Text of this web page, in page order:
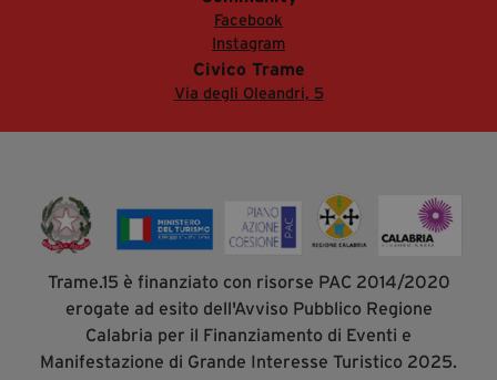
Facebook
Instagram
Civico Trame
Via degli Oleandri, 5
Trame.15 è finanziato con risorse PAC 2014/2020
erogate ad esito dell'Avviso Pubblico Regione
Calabria per il Finanziamento di Eventi e
Manifestazione di Grande Interesse Turistico 2025.